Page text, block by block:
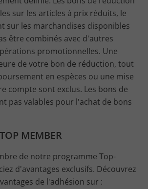
sur les articles à prix réduits, le
sur les marchandises disponibles
être combinés avec d'autres
promotionnelles. Une
de votre bon de réduction, tout
en espèces ou une mise
compte sont exclus. Les bons de
pas valables pour l'achat de bons
MEMBER
de notre programme Top-
d'avantages exclusifs. Découvrez
de l'adhésion sur :